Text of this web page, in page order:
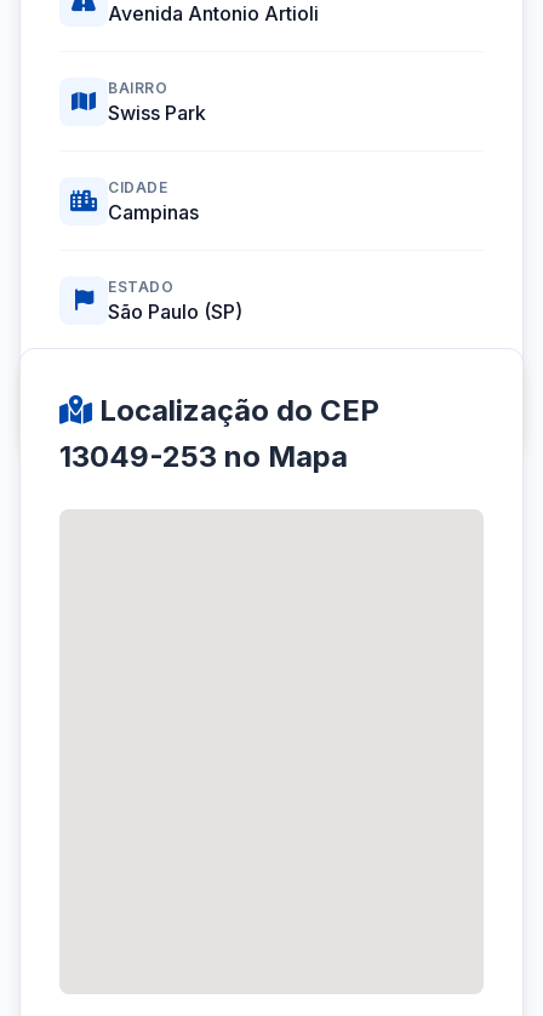
Avenida Antonio Artioli
BAIRRO
Swiss Park
CIDADE
Campinas
ESTADO
São Paulo (SP)
Localização do CEP
13049-253 no Mapa